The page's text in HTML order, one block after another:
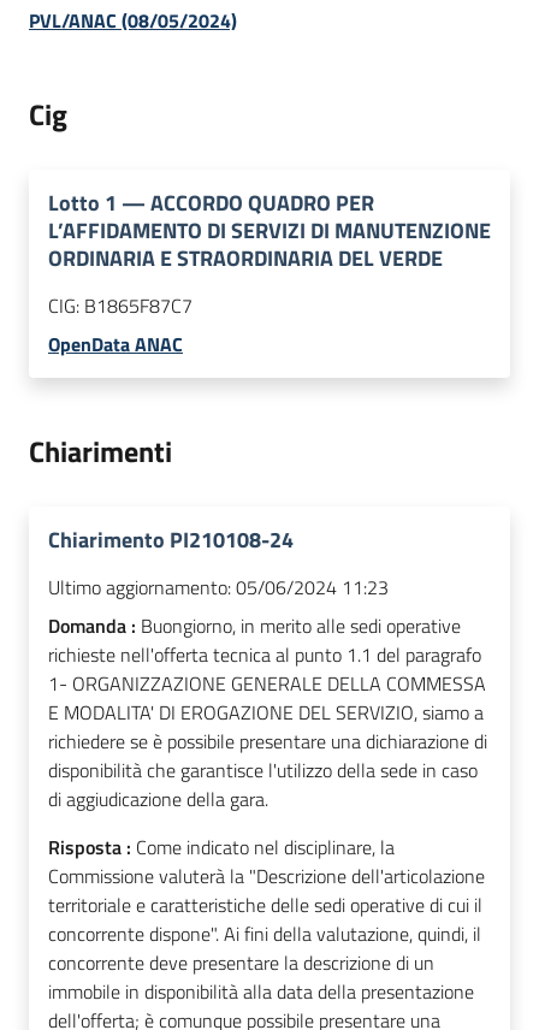
PVL/ANAC (08/05/2024)
Cig
Lotto 1 —ACCORDO QUADRO PER
L’AFFIDAMENTO DI SERVIZI DI MANUTENZIONE
ORDINARIA E STRAORDINARIA DEL VERDE
CIG: B1865F87C7
OpenData ANAC
Chiarimenti
Chiarimento PI210108-24
Ultimo aggiornamento:05/06/2024 11:23
Domanda : Buongiorno, in merito alle sedi operative
richieste nell'offerta tecnica al punto 1.1 del paragrafo
1- ORGANIZZAZIONE GENERALE DELLA COMMESSA
E MODALITA' DI EROGAZIONE DEL SERVIZIO, siamo a
richiedere se è possibile presentare una dichiarazione di
disponibilità che garantisce l'utilizzo della sede in caso
di aggiudicazione della gara.
Risposta : Come indicato nel disciplinare, la
Commissione valuterà la "Descrizione dell'articolazione
territoriale e caratteristiche delle sedi operative di cui il
concorrente dispone". Ai fini della valutazione, quindi, il
concorrente deve presentare la descrizione di un
immobile in disponibilità alla data della presentazione
dell'offerta; è comunque possibile presentare una